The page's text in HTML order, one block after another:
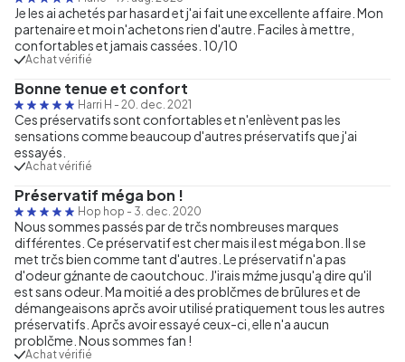
Je les ai achetés par hasard et j'ai fait une excellente affaire. Mon
partenaire et moi n'achetons rien d'autre. Faciles à mettre,
confortables et jamais cassées. 10/10
Achat vérifié
Bonne tenue et confort
Harri H - 20. dec. 2021
Ces préservatifs sont confortables et n'enlèvent pas les
sensations comme beaucoup d'autres préservatifs que j'ai
essayés.
Achat vérifié
Préservatif méga bon !
Hop hop - 3. dec. 2020
Nous sommes passés par de trčs nombreuses marques
différentes. Ce préservatif est cher mais il est méga bon. Il se
met trčs bien comme tant d'autres. Le préservatif n'a pas
d'odeur gźnante de caoutchouc. J'irais mźme jusqu'ą dire qu'il
est sans odeur. Ma moitié a des problčmes de brūlures et de
démangeaisons aprčs avoir utilisé pratiquement tous les autres
préservatifs. Aprčs avoir essayé ceux-ci, elle n'a aucun
problčme. Nous sommes fan !
Achat vérifié